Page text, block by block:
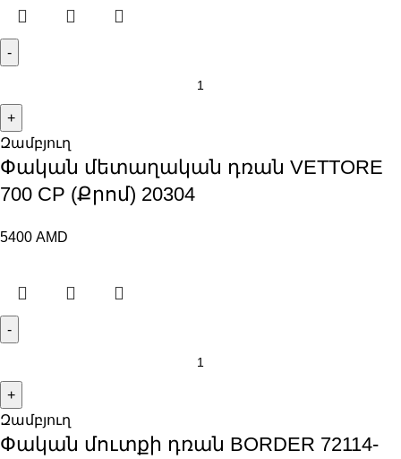
Զամբյուղ
Փական մետաղական դռան VЕTTORE
700 CP (Քրոմ) 20304
5400 AMD
Զամբյուղ
Փական մուտքի դռան BORDER 72114-